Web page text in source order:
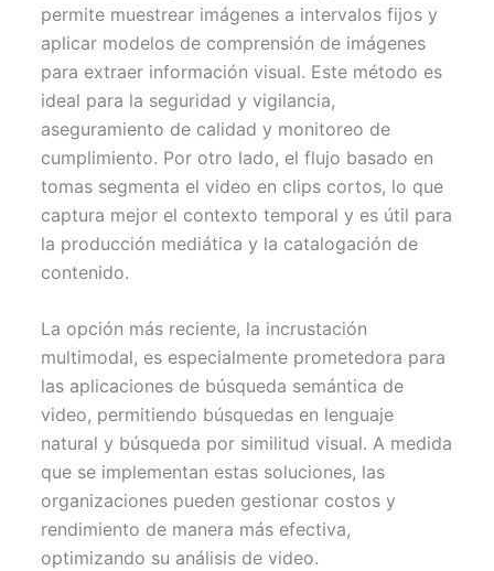
permite muestrear imágenes a intervalos fijos y
aplicar modelos de comprensión de imágenes
para extraer información visual. Este método es
ideal para la seguridad y vigilancia,
aseguramiento de calidad y monitoreo de
cumplimiento. Por otro lado, el flujo basado en
tomas segmenta el video en clips cortos, lo que
captura mejor el contexto temporal y es útil para
la producción mediática y la catalogación de
contenido.
La opción más reciente, la incrustación
multimodal, es especialmente prometedora para
las aplicaciones de búsqueda semántica de
video, permitiendo búsquedas en lenguaje
natural y búsqueda por similitud visual. A medida
que se implementan estas soluciones, las
organizaciones pueden gestionar costos y
rendimiento de manera más efectiva,
optimizando su análisis de video.